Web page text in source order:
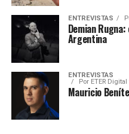
ENTREVISTAS
Demian
Argentina
ENTREVISTAS
Por ETER
Mauricio